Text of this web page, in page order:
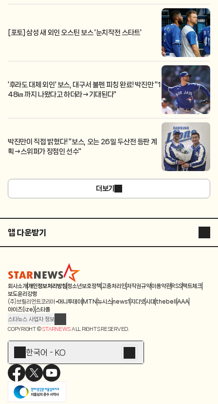
[포토] 삼성 새 외인 오스틴 보스 '눈치작전 스타트'
'후라도 대체 외인' 보스, 대구서 불펜 피칭 완료! 박진만 "1
48㎞까지 나왔다고 하더라→기대된다"
박진만이 직접 밝혔다! "보스, 오는 26일 두산전 등판 계
획→스위퍼가 장점인 선수"
더보기
앱 다운받기
STARPOLL
회사소개 개인정보처리방침청소년보호정책 고충처리인저작권규약이용약관 RSS팩트체크
보도윤리강령
(주)브릴리언트코리아 머니투데이 MTN 뉴시스news1 지디넷시대 thebell AAA
아이즈(ize) 스타폴
스타뉴스 사업자 정보
주소: 서울시 종로구 청계천로 11(서린동, 청계한국빌딩)
청소년 보호책임자: 문완식
등록번호:서울 아01055
등록일:2009.12.10
제호:스타뉴스
발행일:2009.12.10
전화번호: 02-767-6843ㆍ02-724-0985
COPYRIGHT ©STARNEWSALL RIGHTS RESERVED.
한국어 - KO